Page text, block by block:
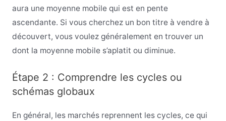
aura une moyenne mobile qui est en pente
ascendante. Si vous cherchez un bon titre à vendre à
découvert, vous voulez généralement en trouver un
dont la moyenne mobile s’aplatit ou diminue.
Étape 2 : Comprendre les cycles ou
schémas globaux
En général, les marchés reprennent les cycles, ce qui